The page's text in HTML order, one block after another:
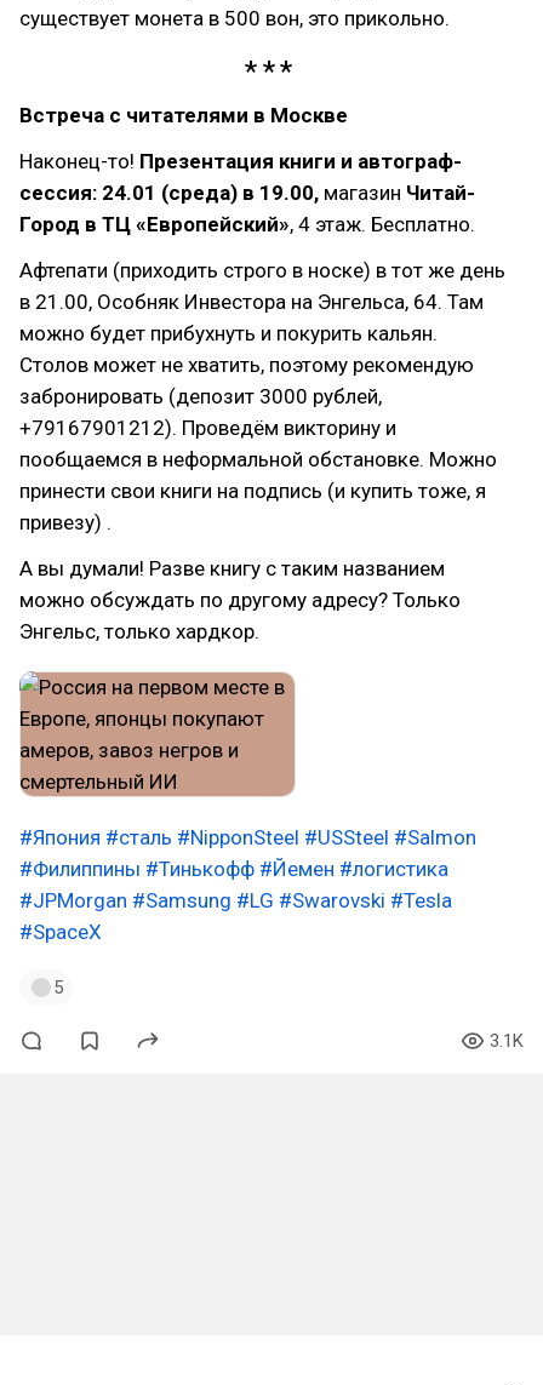
существует монета в 500 вон, это прикольно.
Встреча с читателями в Москве
Наконец-то! Презентация книги и автограф-
сессия: 24.01 (среда) в 19.00, магазин Читай-
Город в ТЦ «Европейский», 4 этаж. Бесплатно.
Афтепати (приходить строго в носке) в тот же день
в 21.00, Особняк Инвестора на Энгельса, 64. Там
можно будет прибухнуть и покурить кальян.
Столов может не хватить, поэтому рекомендую
забронировать (депозит 3000 рублей,
+79167901212). Проведём викторину и
пообщаемся в неформальной обстановке. Можно
принести свои книги на подпись (и купить тоже, я
привезу) .
А вы думали! Разве книгу с таким названием
можно обсуждать по другому адресу? Только
Энгельс, только хардкор.
#Япония #сталь #NipponSteel #USSteel #Salmon
#Филиппины #Тинькофф #Йемен #логистика
#JPMorgan #Samsung #LG #Swarovski #Tesla
#SpaceX
5
3.1K